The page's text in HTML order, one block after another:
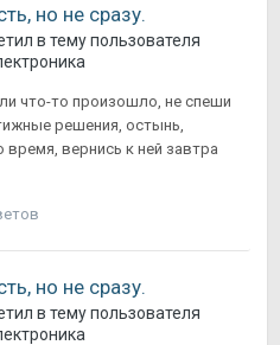
но не сразу.
в тему пользователя
что-то произошло, не спеши
решения, остынь,
время, вернись к ней завтра
но не сразу.
в тему пользователя